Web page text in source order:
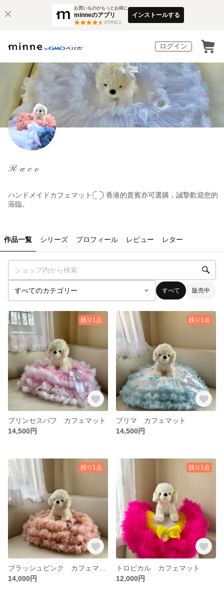
お買いものがもっとお得に
minneのアプリ
3万件以上
インストールする
ログイン
Raco
ハンドメイドカフェマット𓊆 𓊇 香港的貴賓亦可選購，誠摯歡迎您的
蒞臨。
作品一覧 シリーズ プロフィール レビュー レター
すべて 販売中
残り1点
プリンセスパフ カフェマット
14,500円
残り1点
プリマ カフェマット
14,500円
残り1点
14,000円
残り1点
トロピカル カフェマット
12,000円